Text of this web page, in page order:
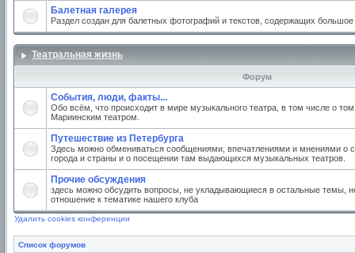
Балетная галерея
Раздел создан для балетных фотографий и текстов, содержащих
Театральная жизнь
Форум
События, люди, факты...
Обо всём, что происходит в мире музыкального театра, в том числе о
Мариинским театром.
Путешествие из Петербурга
Здесь можно обмениваться сообщениями, впечатлениями и мнениями о
города и страны и о посещении там выдающихся музыкальных театров.
Прочие обсуждения
здесь можно обсудить вопросы, не укладывающиеся в остальные темы,
отношение к тематике нашего клуба
Удалить cookies конференции
Список форумов